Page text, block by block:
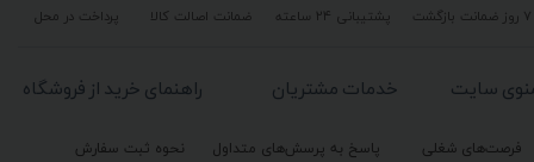
پشتیبانی ۲۴ ساعته پرداخت در محل ۷ روز ضمانت بازگشت ضمانت اصالت کالا
راهنمای خرید از فروشگاه
نحوه ثبت سفارش
خدمات مشتریان
پاسخ به پرسش‌های متداول
سایت
فرصت‌های شغلی